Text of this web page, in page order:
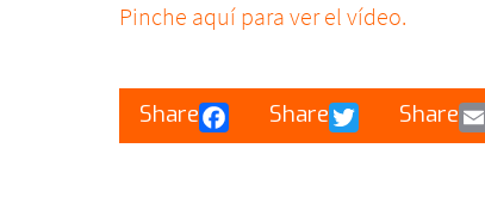
Pinche aquí para ver el vídeo.
Facebook Twitter